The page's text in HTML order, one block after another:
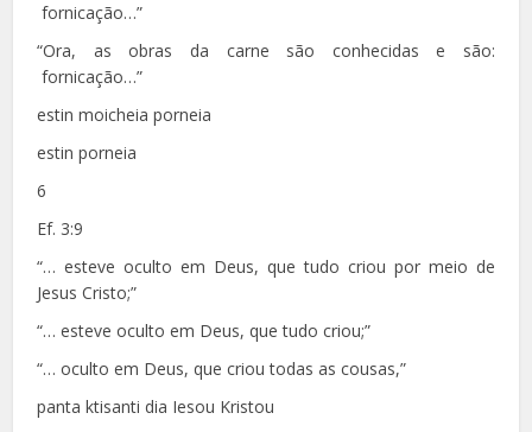
fornicação…”
“Ora, as obras da carne são conhecidas e são:
fornicação…”
estin moicheia porneia
estin porneia
6
Ef. 3:9
“… esteve oculto em Deus, que tudo criou por meio de
Jesus Cristo;”
“… esteve oculto em Deus, que tudo criou;”
“… oculto em Deus, que criou todas as cousas,”
panta ktisanti dia Iesou Kristou